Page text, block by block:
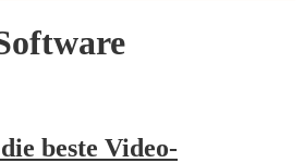
beste Video-